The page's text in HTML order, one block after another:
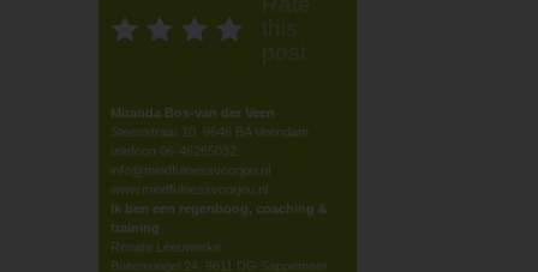
Miranda Bos-van der Veen
Steenstraat 10, 9646 BA Veendam
telefoon 06-46265032
info@mindfulnessvoorjou.nl
www.mindfulnessvoorjou.nl
Ik ben een regenboog, coaching &
training
Renate Leeuwerke
Buitensingel 24, 9611 DG Sappemeer